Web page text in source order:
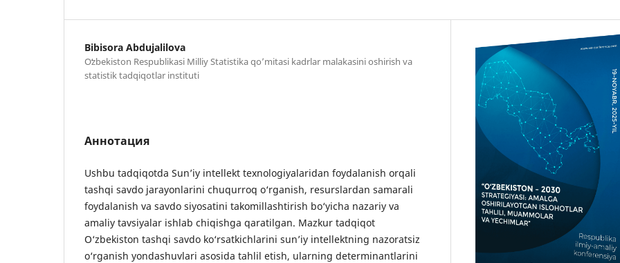
Bibisora Abdujalilova
Oʻzbekiston Respublikasi Milliy Statistika qo’mitasi kadrlar malakasini oshirish va
statistik tadqiqotlar instituti
Аннотация
Ushbu tadqiqotda Sun’iy intellekt texnologiyalaridan foydalanish orqali
tashqi savdo jarayonlarini chuqurroq o‘rganish, resurslardan samarali
foydalanish va savdo siyosatini takomillashtirish bo‘yicha nazariy va
amaliy tavsiyalar ishlab chiqishga qaratilgan. Mazkur tadqiqot
O‘zbekiston tashqi savdo ko‘rsatkichlarini sun’iy intellektning nazoratsiz
o‘rganish yondashuvlari asosida tahlil etish, ularning determinantlarini